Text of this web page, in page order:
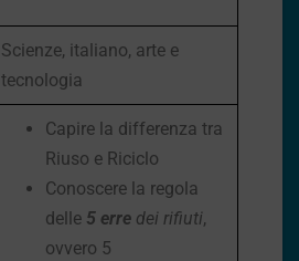
Scienze, italiano, arte e
tecnologia
Capire la differenza tra
Riuso e Riciclo
Conoscere la regola
delle 5 erre dei rifiuti,
ovvero 5